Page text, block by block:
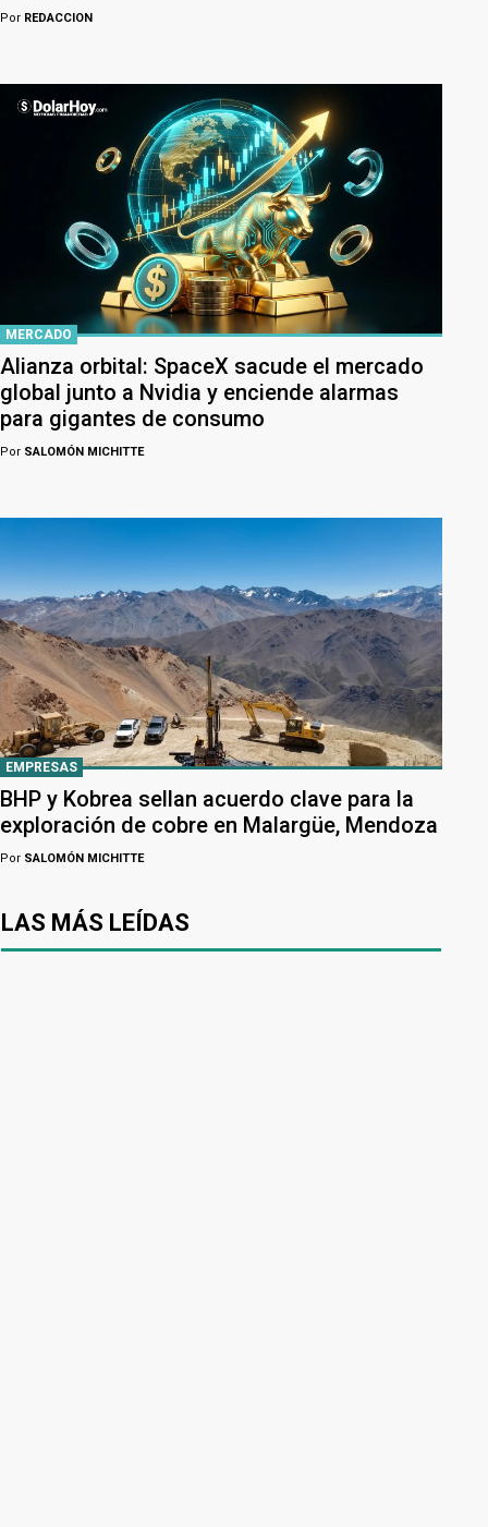
Por REDACCION
MERCADO
Alianza orbital: SpaceX sacude el mercado
global junto a Nvidia y enciende alarmas
para gigantes de consumo
Por SALOMÓN MICHITTE
EMPRESAS
BHP y Kobrea sellan acuerdo clave para la
exploración de cobre en Malargüe, Mendoza
Por SALOMÓN MICHITTE
LAS MÁS LEÍDAS